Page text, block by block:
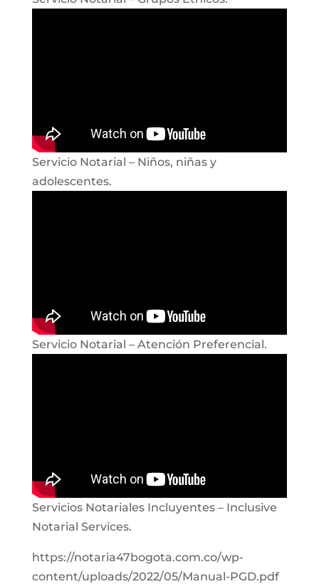
Servicio Notarial – Niños, niñas y
adolescentes.
Servicio Notarial – Atención Preferencial.
Servicios Notariales Incluyentes – Inclusive
Notarial Services.
https://notaria47bogota.com.co/wp-
content/uploads/2022/05/Manual-PGD.pdf